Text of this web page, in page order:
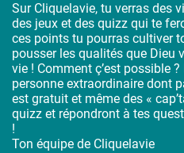
Sur Cliquelavie, tu verras des
des jeux et des quizz qui te
ces points tu pourras cultiver
pousser les qualités que Dieu
vie ! Comment ç’est possible
personne extraordinaire dont
est gratuit et même des «
quizz et répondront à tes
!
Ton équipe de Cliquelavie